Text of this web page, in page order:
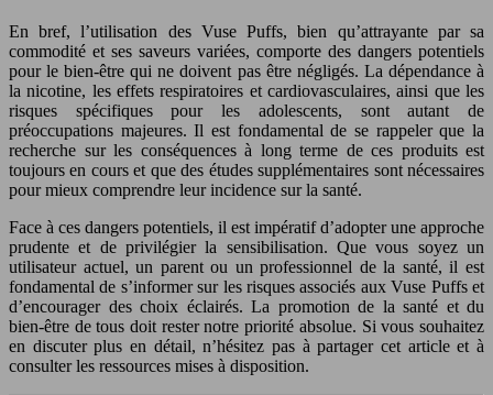
En bref, l’utilisation des Vuse Puffs, bien qu’attrayante par sa
commodité et ses saveurs variées, comporte des dangers potentiels
pour le bien-être qui ne doivent pas être négligés. La dépendance à
la nicotine, les effets respiratoires et cardiovasculaires, ainsi que les
risques spécifiques pour les adolescents, sont autant de
préoccupations majeures. Il est fondamental de se rappeler que la
recherche sur les conséquences à long terme de ces produits est
toujours en cours et que des études supplémentaires sont nécessaires
pour mieux comprendre leur incidence sur la santé.
Face à ces dangers potentiels, il est impératif d’adopter une approche
prudente et de privilégier la sensibilisation. Que vous soyez un
utilisateur actuel, un parent ou un professionnel de la santé, il est
fondamental de s’informer sur les risques associés aux Vuse Puffs et
d’encourager des choix éclairés. La promotion de la santé et du
bien-être de tous doit rester notre priorité absolue. Si vous souhaitez
en discuter plus en détail, n’hésitez pas à partager cet article et à
consulter les ressources mises à disposition.